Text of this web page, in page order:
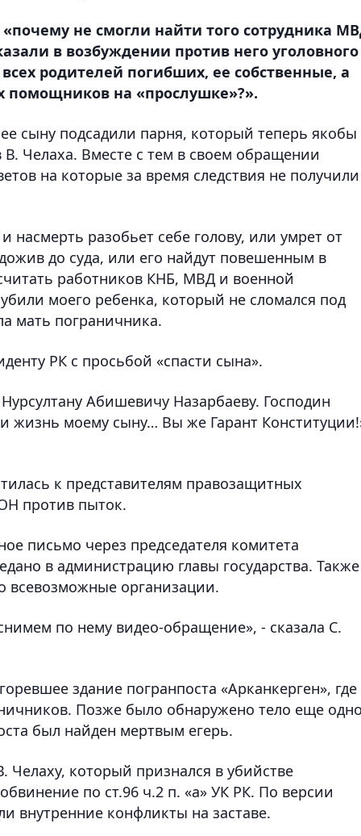
не смогли найти того сотрудника
в возбуждении против него уголовного
родителей погибших, ее собственные, а
помощников на «прослушке»?».
сыну подсадили парня, который теперь якобы
В. Челаха. Вместе с тем в своем обращении
на которые за время следствия не получили
насмерть разобьет себе голову, или умрет от
до суда, или его найдут повешенным в
работников КНБ, МВД и военной
моего ребенка, который не сломался под
мать пограничника.
РК с просьбой «спасти сына».
Абишевичу Назарбаеву. Господин
жизнь моему сыну… Вы же Гарант
к представителям правозащитных
против пыток.
письмо через председателя комитета
в администрацию главы государства. Также
всевозможные организации.
по нему видео-обращение», - сказала С.
здание погранпоста «Арканкерген», где
Позже было обнаружено тело еще
был найден мертвым егерь.
который признался в убийстве
по ст.96 ч.2 п. «а» УК РК. По версии
внутренние конфликты на заставе.